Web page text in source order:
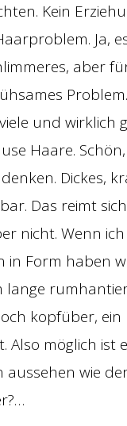
Kein
Ja,
aber
und wirklich
Haare.
Dickes,
Das reimt
nicht. Wenn
in Form haben
lange
kopfüber, ein
Also möglich ist
aussehen wie